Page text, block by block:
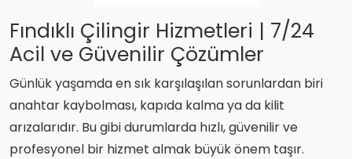
Fındıklı Çilingir Hizmetleri | 7/24
Acil ve Güvenilir Çözümler
Günlük yaşamda en sık karşılaşılan sorunlardan biri
anahtar kaybolması, kapıda kalma ya da kilit
arızalarıdır. Bu gibi durumlarda hızlı, güvenilir ve
profesyonel bir hizmet almak büyük önem taşır.